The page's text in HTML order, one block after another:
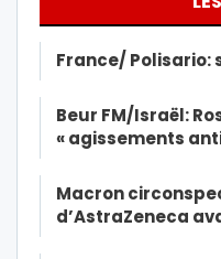
France/ Polisario:
Beur FM/Israël:
« agissements
Macron
d’AstraZeneca